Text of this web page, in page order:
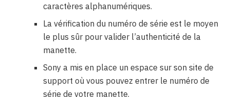
caractères alphanumériques.
La vérification du numéro de série est le moyen
le plus sûr pour valider l’authenticité de la
manette.
Sony a mis en place un espace sur son site de
support où vous pouvez entrer le numéro de
série de votre manette.